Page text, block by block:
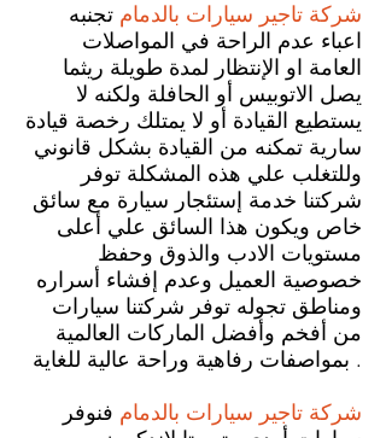
شركة تاجير سيارات بالدمام تجنبه
اعباء عدم الراحة في المواصلات
العامة او الإنتظار لمدة طويلة ريثما
يصل الاتوبيس أو الحافلة ولكنه لا
يستطيع القيادة أو لا يمتلك رخصة قيادة
سارية تمكنه من القيادة بشكل قانوني
وللتغلب علي هذه المشكلة توفر
شركتنا خدمة إستئجار سيارة مع سائق
خاص ويكون هذا السائق علي أعلى
مستويات الادب والذوق وحفظ
خصوصية العميل وعدم إفشاء أسراره
ومناطق تجوله توفر شركتنا سيارات
من أفخم وأفضل الماركات العالمية
بمواصفات رفاهية وراحة عالية للغاية .
شركة تاجير سيارات بالدمام فنوفر